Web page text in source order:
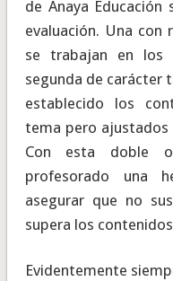
de Anaya
evaluación. Una con
se trabajan en
segunda de carácter
establecido los
tema pero ajustados
Con esta doble
profesorado una
asegurar que no
supera los
Evidentemente